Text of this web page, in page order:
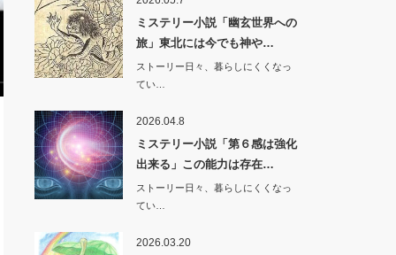
ミステリー小説「幽玄世界への
旅」東北には今でも神や…
ストーリー日々、暮らしにくくなっ
てい…
2026.04.8
ミステリー小説「第６感は強化
出来る」この能力は存在…
ストーリー日々、暮らしにくくなっ
てい…
2026.03.20